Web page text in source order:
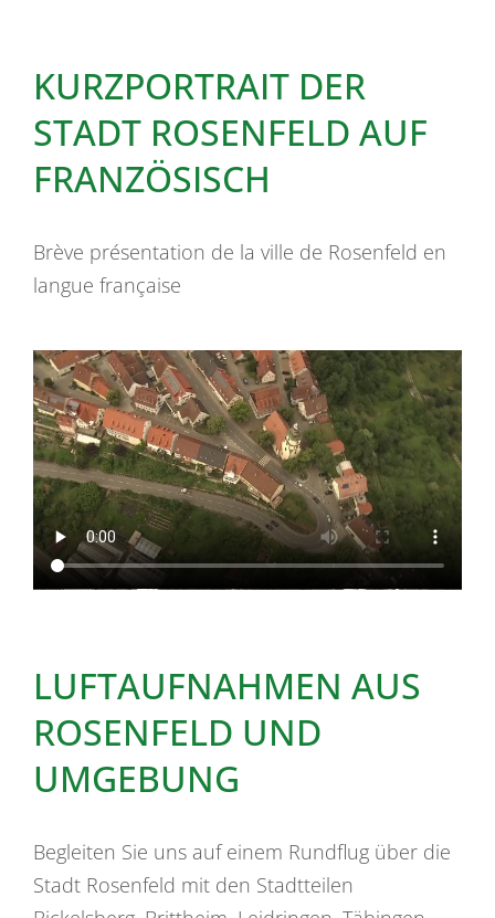
KURZPORTRAIT DER
STADT ROSENFELD AUF
FRANZÖSISCH
Brève présentation de la ville de Rosenfeld en
langue française
LUFTAUFNAHMEN AUS
ROSENFELD UND
UMGEBUNG
Begleiten Sie uns auf einem Rundflug über die
Stadt Rosenfeld mit den Stadtteilen